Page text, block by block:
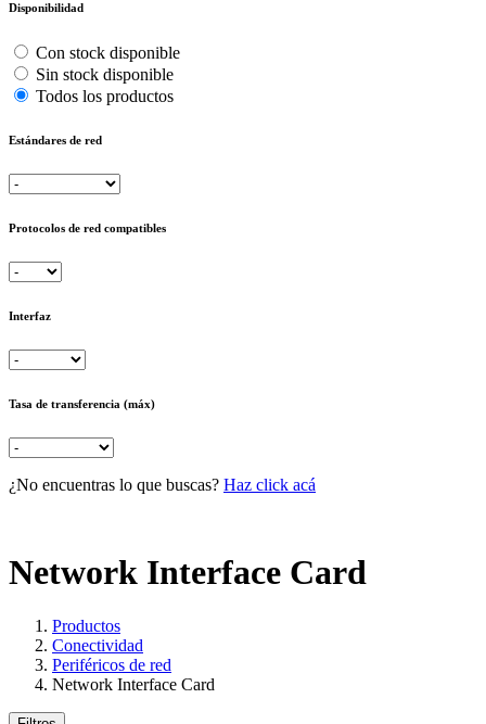
Disponibilidad
Con stock disponible
Sin stock disponible
Todos los productos
Estándares de red
Protocolos de red compatibles
Interfaz
Tasa de transferencia (máx)
¿No encuentras lo que buscas? Haz click acá
Network Interface Card
Productos
Conectividad
Periféricos de red
Network Interface Card